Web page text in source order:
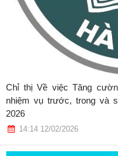
Chỉ thị Về việc Tăng
nhiệm vụ trước, trong và
2026
14:14 12/02/2026